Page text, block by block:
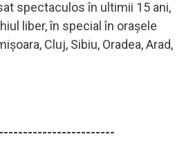
spectaculos în ultimii 15 ani,
liber, în special în orașele
Cluj, Sibiu, Oradea, Arad,